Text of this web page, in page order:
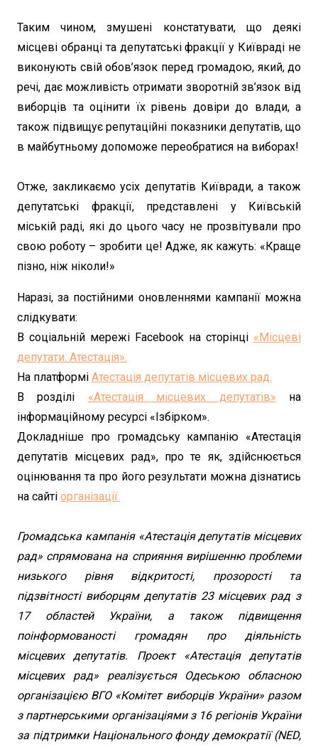
Таким чином, змушені констатувати, що деякі
місцеві обранці та депутатські фракції у Київраді не
виконують свій обов’язок перед громадою, який, до
речі, дає можливість отримати зворотній зв’язок від
виборців та оцінити їх рівень довіри до влади, а
також підвищує репутаційні показники депутатів, що
в майбутньому допоможе переобратися на виборах!
Отже, закликаємо усіх депутатів Київради, а також
депутатські фракції, представлені у Київській
міській раді, які до цього часу не прозвітували про
свою роботу – зробити це! Адже, як кажуть: «Краще
пізно, ніж ніколи!»
Наразі, за постійними оновленнями кампанії можна
слідкувати:
В соціальній мережі Facebook на сторінці «Місцеві
депутати. Атестація».
На платформі Атестація депутатів місцевих рад.
В розділі «Атестація місцевих депутатів» на
інформаційному ресурсі «Ізбірком».
Докладніше про громадську кампанію «Атестація
депутатів місцевих рад», про те як, здійснюється
оцінювання та про його результати можна дізнатись
на сайті організації.
Громадська кампанія «Атестація депутатів місцевих
рад» спрямована на сприяння вирішенню проблеми
низького рівня відкритості, прозорості та
підзвітності виборцям депутатів 23 місцевих рад з
17 областей України, а також підвищення
поінформованості громадян про діяльність
місцевих депутатів. Проект «Атестація депутатів
місцевих рад» реалізується Одеською обласною
організацією ВГО «Комітет виборців України» разом
з партнерськими організаціями з 16 регіонів України
за підтримки Національного фонду демократії (NED,